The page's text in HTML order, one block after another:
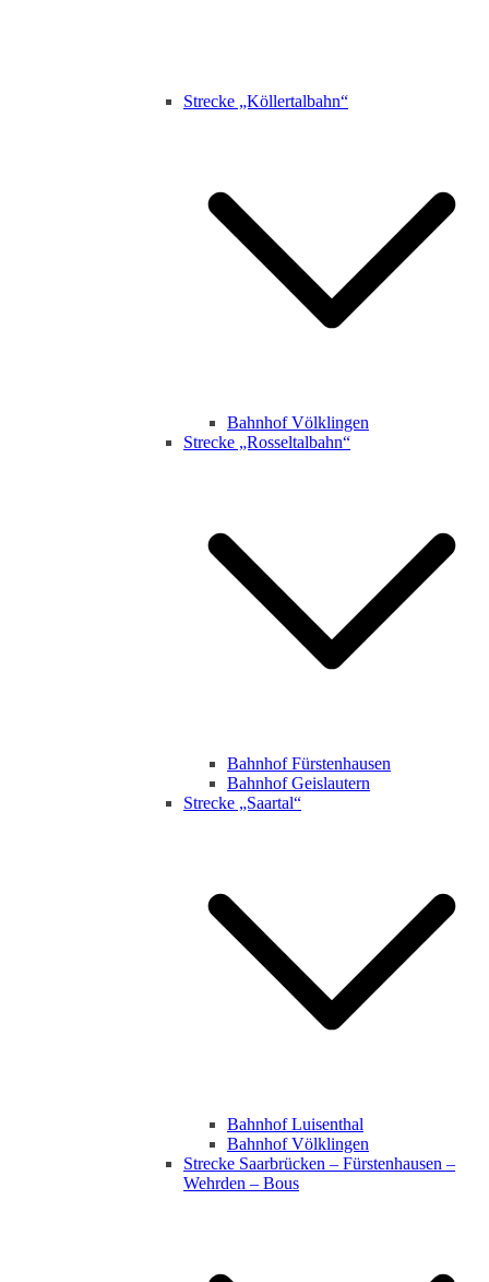
Strecke „Köllertalbahn“
Bahnhof Völklingen
Strecke „Rosseltalbahn“
Bahnhof Fürstenhausen
Bahnhof Geislautern
Strecke „Saartal“
Bahnhof Luisenthal
Bahnhof Völklingen
Strecke Saarbrücken – Fürstenhausen –
Wehrden – Bous